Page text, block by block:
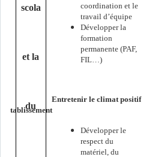
scola
et la
du
coordination et le
travail d’équipe
Développer la
formation
permanente (PAF,
FIL…)
Entretenir le climat positif
l’établissement
Développer le
respect du
matériel, du